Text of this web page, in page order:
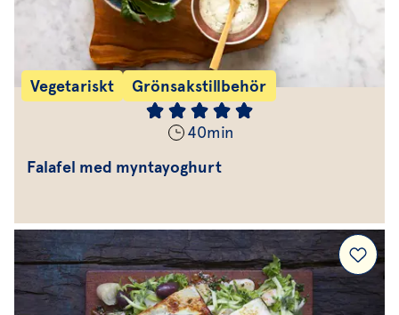
Vegetariskt Grönsakstillbehör
40min
Falafel med myntayoghurt